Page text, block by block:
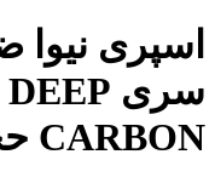
اسپری نیوا
CARBON حجم 150 میلی لیتر